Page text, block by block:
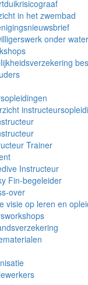
in het zwembad
onder water
Trainer
Instructeur
Fin-begeleider
over
visie op leren en